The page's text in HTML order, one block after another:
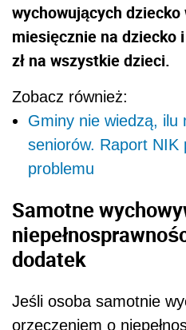
wychowujących dziecko
miesięcznie na dziecko
zł na wszystkie dzieci.
Zobacz również:
Gminy nie wiedzą, ilu
seniorów. Raport NIK
problemu
Samotne
dodatek
Jeśli osoba samotnie
orzeczeniem o